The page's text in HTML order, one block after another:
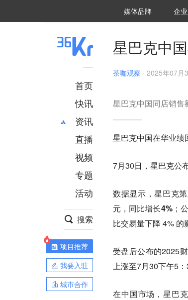
媒体品牌 36Kr
企
首页
快讯
资讯
推荐
财经
项目推荐
安徽
直播
视频
专题
活动
搜索
项目推荐
我要入驻
城市合作
星巴克中
茶咖观察 · 2025年07月
星巴克中国同店销售
星巴克中国在华业绩
7月30日，星巴克公
数据显示，星巴克
元，同比增长4%；
比交易量下降 4% 的
受盘后公布的2025
上涨至7月30下午5：
在中国市场，星巴克